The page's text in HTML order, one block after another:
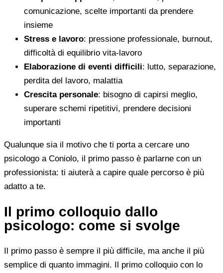
comunicazione, scelte importanti da prendere
insieme
Stress e lavoro: pressione professionale, burnout,
difficoltà di equilibrio vita-lavoro
Elaborazione di eventi difficili: lutto, separazione,
perdita del lavoro, malattia
Crescita personale: bisogno di capirsi meglio,
superare schemi ripetitivi, prendere decisioni
importanti
Qualunque sia il motivo che ti porta a cercare uno
psicologo a Coniolo, il primo passo è parlarne con un
professionista: ti aiuterà a capire quale percorso è più
adatto a te.
Il primo colloquio dallo
psicologo: come si svolge
Il primo passo è sempre il più difficile, ma anche il più
semplice di quanto immagini. Il primo colloquio con lo